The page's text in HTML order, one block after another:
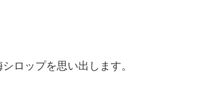
ロップを思い出します。